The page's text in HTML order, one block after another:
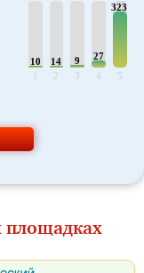
10
1
14
2
9
3
27
4
323
5
площадках